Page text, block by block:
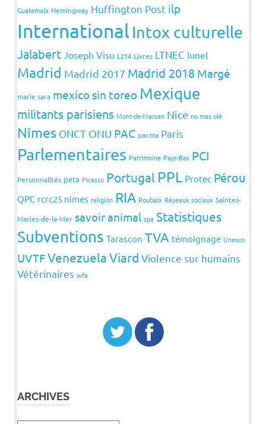
Guatemala Hemingway Huffington Post ilp
International Intox culturelle
Jalabert Joseph Visu L214 Livres LTNEC lunel
Madrid Madrid 2017 Madrid 2018 Margé
marie sara mexico sin toreo Mexique
militants parisiens Mont-de-Marsan Nice no mas olé
Nîmes ONCT ONU PAC pacma Paris
Parlementaires Patrimoine Pays-Bas PCI
Personnalités peta Picasso Portugal PPL Protec Pérou
QPC rcrc25 nimes religion RIA Roubaix Réseaux sociaux Saintes-
Maries-de-la-Mer savoir animal spa Statistiques
Subventions Tarascon TVA témoignage Unesco
UVTFVenezuelaViard Violence sur humains
Vétérinaires wfa
ARCHIVES